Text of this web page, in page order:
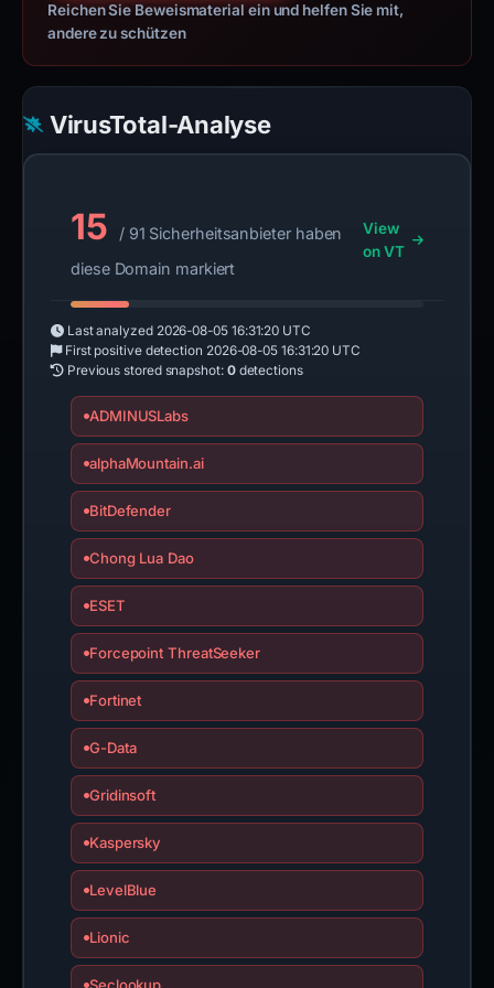
Reichen Sie Beweismaterial ein und helfen Sie mit,
andere zu schützen
VirusTotal-Analyse
15
/ 91 Sicherheitsanbieter haben
diese Domain markiert
View
on VT
Last analyzed 2026-08-05 16:31:20 UTC
First positive detection 2026-08-05 16:31:20 UTC
Previous stored snapshot: 0detections
ADMINUSLabs
alphaMountain.ai
BitDefender
Chong Lua Dao
ESET
Forcepoint ThreatSeeker
Fortinet
G-Data
Gridinsoft
Kaspersky
LevelBlue
Lionic